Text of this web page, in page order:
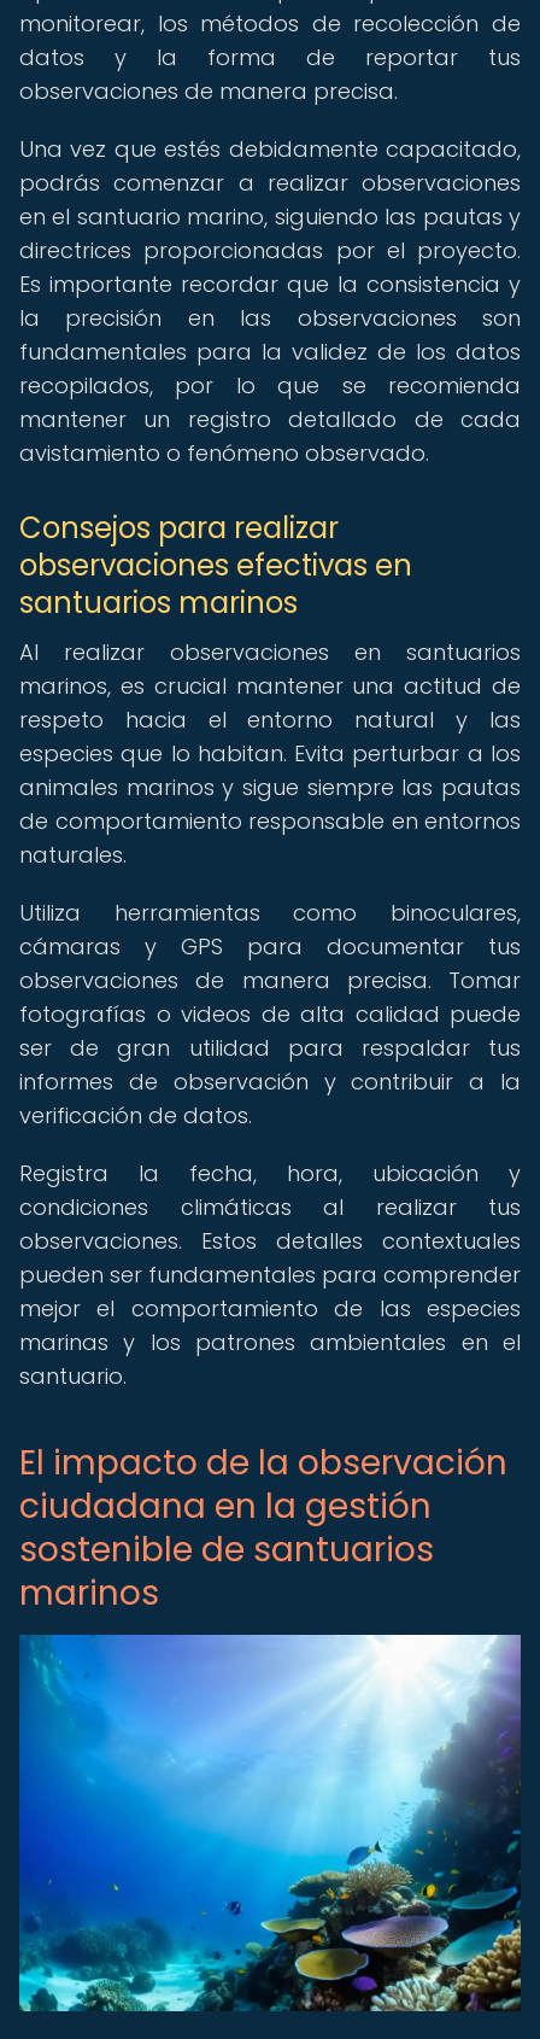
monitorear, los métodos de recolección de
datos y la forma de reportar tus
observaciones de manera precisa.
Una vez que estés debidamente capacitado,
podrás comenzar a realizar observaciones
en el santuario marino, siguiendo las pautas y
directrices proporcionadas por el proyecto.
Es importante recordar que la consistencia y
la precisión en las observaciones son
fundamentales para la validez de los datos
recopilados, por lo que se recomienda
mantener un registro detallado de cada
avistamiento o fenómeno observado.
Consejos para realizar
observaciones efectivas en
santuarios marinos
Al realizar observaciones en santuarios
marinos, es crucial mantener una actitud de
respeto hacia el entorno natural y las
especies que lo habitan. Evita perturbar a los
animales marinos y sigue siempre las pautas
de comportamiento responsable en entornos
naturales.
Utiliza herramientas como binoculares,
cámaras y GPS para documentar tus
observaciones de manera precisa. Tomar
fotografías o videos de alta calidad puede
ser de gran utilidad para respaldar tus
informes de observación y contribuir a la
verificación de datos.
Registra la fecha, hora, ubicación y
condiciones climáticas al realizar tus
observaciones. Estos detalles contextuales
pueden ser fundamentales para comprender
mejor el comportamiento de las especies
marinas y los patrones ambientales en el
santuario.
El impacto de la observación
ciudadana en la gestión
sostenible de santuarios
marinos